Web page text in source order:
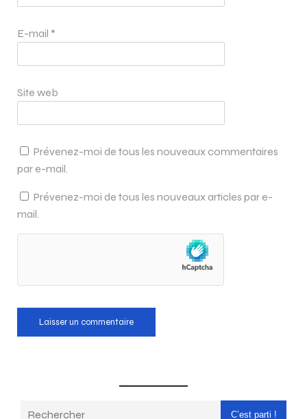
E-mail *
Site web
Prévenez-moi de tous les nouveaux commentaires
par e-mail.
Prévenez-moi de tous les nouveaux articles par e-
mail.
C’est parti !